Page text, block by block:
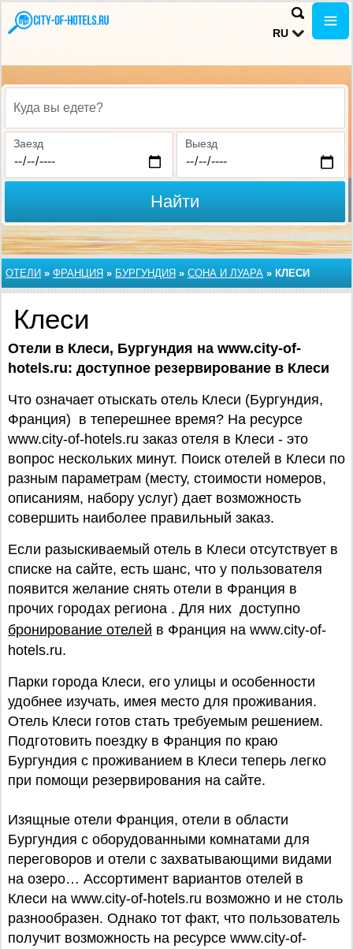
RU
Куда вы едете?
Заезд Выезд
Найти
ОТЕЛИ » ФРАНЦИЯ » БУРГУНДИЯ » СОНА И ЛУАРА » КЛЕСИ
Клеси
Отели в Клеси, Бургундия на www.city-of-
hotels.ru: доступное резервирование в Клеси
Что означает отыскать отель Клеси (Бургундия,
Франция) в теперешнее время? На ресурсе
www.city-of-hotels.ru заказ отеля в Клеси - это
вопрос нескольких минут. Поиск отелей в Клеси по
разным параметрам (месту, стоимости номеров,
описаниям, набору услуг) дает возможность
совершить наиболее правильный заказ.
Если разыскиваемый отель в Клеси отсутствует в
списке на сайте, есть шанс, что у пользователя
появится желание снять отели в Франция в
прочих городах региона . Для них доступно
бронирование отелей в Франция на www.city-of-
hotels.ru.
Парки города Клеси, его улицы и особенности
удобнее изучать, имея место для проживания.
Отель Клеси готов стать требуемым решением.
Подготовить поездку в Франция по краю
Бургундия с проживанием в Клеси теперь легко
при помощи резервирования на сайте.
Изящные отели Франция, отели в области
Бургундия с оборудованными комнатами для
переговоров и отели с захватывающими видами
на озеро… Ассортимент вариантов отелей в
Клеси на www.city-of-hotels.ru возможно и не столь
разнообразен. Однако тот факт, что пользователь
получит возможность на ресурсе www.city-of-